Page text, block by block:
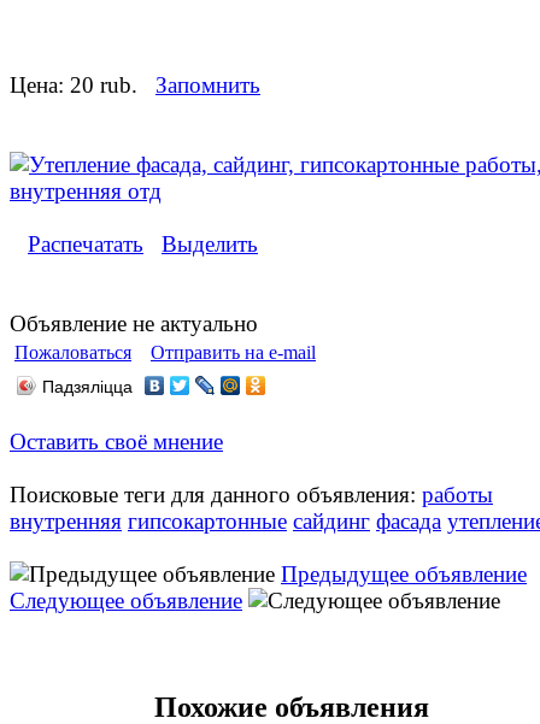
Цена: 20 rub. Запомнить
Распечатать Выделить
Объявление не актуально
Пожаловаться Отправить на e-mail
Падзяліцца
Оставить своё мнение
Поисковые теги для данного объявления: работы
внутренняя гипсокартонные сайдинг фасада
Предыдущее объявление
Следующее объявление
Похожие объявления